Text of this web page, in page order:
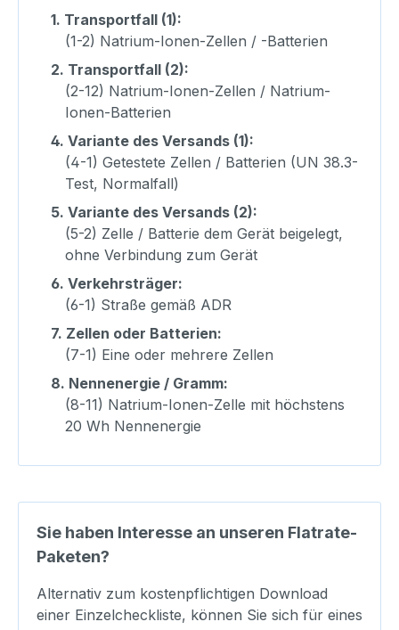
1. Transportfall (1):
(1-2) Natrium-Ionen-Zellen / -Batterien
2. Transportfall (2):
(2-12) Natrium-Ionen-Zellen / Natrium-
Ionen-Batterien
4. Variante des Versands (1):
(4-1) Getestete Zellen / Batterien (UN 38.3-
Test, Normalfall)
5. Variante des Versands (2):
(5-2) Zelle / Batterie dem Gerät beigelegt,
ohne Verbindung zum Gerät
6. Verkehrsträger:
(6-1) Straße gemäß ADR
7. Zellen oder Batterien:
(7-1) Eine oder mehrere Zellen
8. Nennenergie / Gramm:
(8-11) Natrium-Ionen-Zelle mit höchstens
20 Wh Nennenergie
Sie haben Interesse an unseren Flatrate-
Paketen?
Alternativ zum kostenpflichtigen Download
einer Einzelcheckliste, können Sie sich für eines